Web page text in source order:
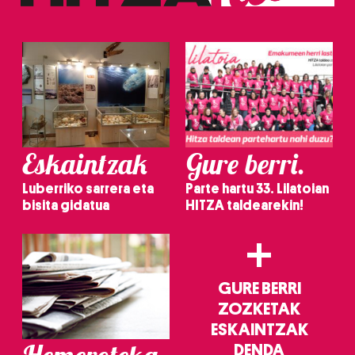
Eskaintzak
Luberriko sarrera eta
bisita gidatua
Gure berri.
Parte hartu 33. Lilatoian
HITZA taldearekin!
+
GURE BERRI
ZOZKETAK
ESKAINTZAK
DENDA